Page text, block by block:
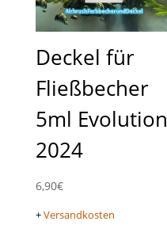
Deckel für
Fließbecher
5ml Evolution
2024
6,90€
+Versandkosten